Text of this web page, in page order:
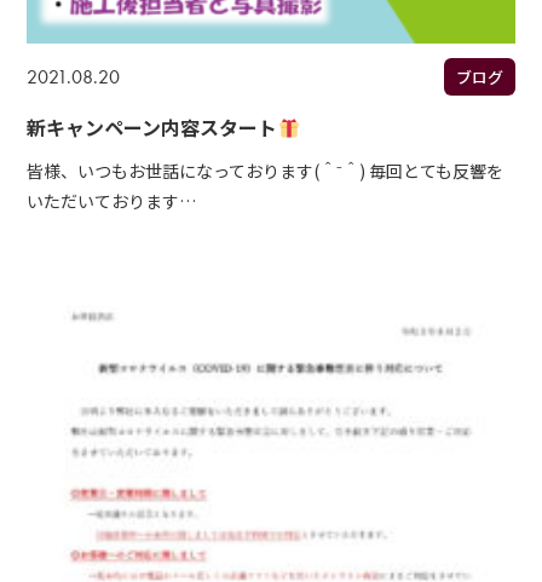
2021.08.20 ブログ
新キャンペーン内容スタート
皆様、いつもお世話になっております(＾⁻＾) 毎回とても反響を
いただいております…